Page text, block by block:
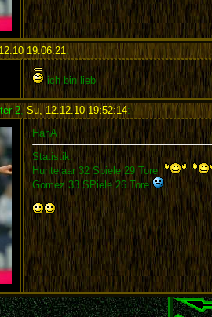
19:06:21 :
ich bin lieb
2, Su, 12.12.10 19:52:14:
HahA
Statistik:
Huntelaar 32 Spiele 29 Tore
Gomez 33 SPiele 26 Tore